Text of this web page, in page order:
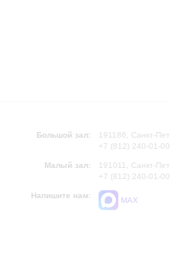
Большой зал:
191186, Санкт-
+7 (812) 240-01-
Малый зал:
191011, Санкт-
+7 (812) 240-01-
Напишите нам:
MAX